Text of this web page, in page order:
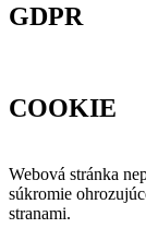
GDPR
COOKIE
Webová stránka
súkromie
stranami.